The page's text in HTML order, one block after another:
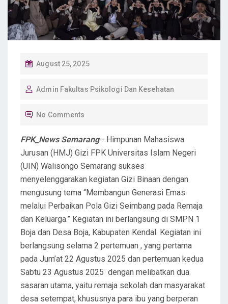
P
S
D
O
N
August 25, 2025
Admin Fakultas Psikologi Dan Kesehatan
No Comments
FPK_News Semarang– Himpunan Mahasiswa
Jurusan (HMJ) Gizi FPK Universitas Islam Negeri
(UIN) Walisongo Semarang sukses
menyelenggarakan kegiatan Gizi Binaan dengan
mengusung tema “Membangun Generasi Emas
melalui Perbaikan Pola Gizi Seimbang pada Remaja
dan Keluarga.” Kegiatan ini berlangsung di SMPN 1
Boja dan Desa Boja, Kabupaten Kendal. Kegiatan ini
berlangsung selama 2 pertemuan , yang pertama
pada Jum’at 22 Agustus 2025 dan pertemuan kedua
Sabtu 23 Agustus 2025 dengan melibatkan dua
sasaran utama, yaitu remaja sekolah dan masyarakat
desa setempat, khususnya para ibu yang berperan